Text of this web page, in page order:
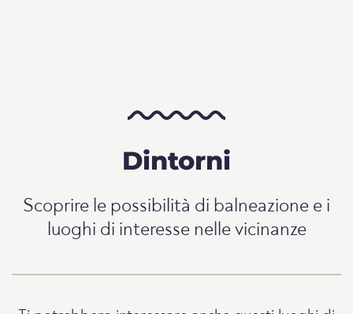
Dintorni
Scoprire le possibilità di balneazione e i
luoghi di interesse nelle vicinanze